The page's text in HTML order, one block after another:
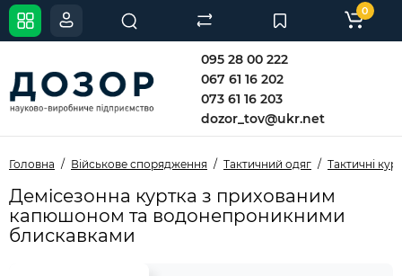
095 28 00 222
067 61 16 202
073 61 16 203
dozor_tov@ukr.net
0
Головна Військове спорядження Тактичний одяг Тактичні
Демісезонна куртка з прихованим
капюшоном та водонепроникними
блискавками